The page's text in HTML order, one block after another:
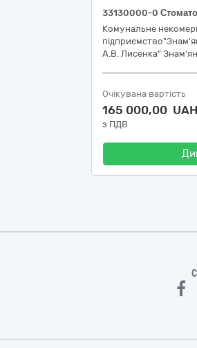
Комунальне
А.В. Лисенка"
Очікувана вартість
165 000,00 UAH
з ПДВ